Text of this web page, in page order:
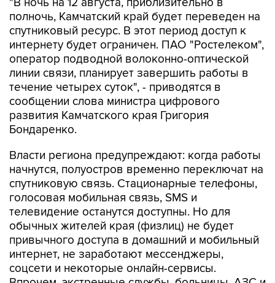
"В ночь на 12 августа, приблизительно в
полночь, Камчатский край будет переведен на
спутниковый ресурс. В этот период доступ к
интернету будет ограничен. ПАО "Ростелеком",
оператор подводной волоконно-оптической
линии связи, планирует завершить работы в
течение четырех суток", - приводятся в
сообщении слова министра цифрового
развития Камчатского края Григория
Бондаренко.
Власти региона предупреждают: когда работы
начнутся, полуостров временно переключат на
спутниковую связь. Стационарные телефоны,
голосовая мобильная связь, SMS и
телевидение останутся доступны. Но для
обычных жителей края (физлиц) не будет
привычного доступа в домашний и мобильный
интернет, не заработают мессенджеры,
соцсети и некоторые онлайн-сервисы.